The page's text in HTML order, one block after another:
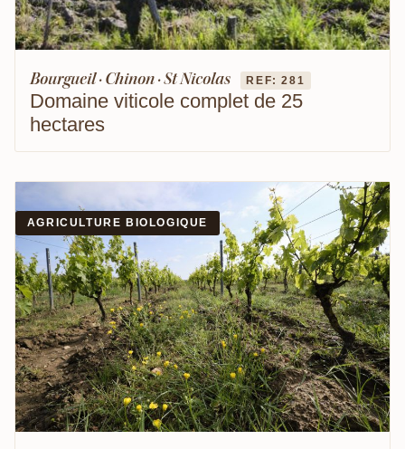
Bourgueil · Chinon · St Nicolas REF: 281
Domaine viticole complet de 25
hectares
AGRICULTURE BIOLOGIQUE